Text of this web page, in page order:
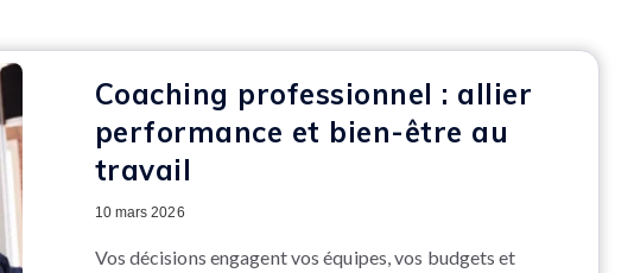
Coaching professionnel : allier
performance et bien-être au
travail
10 mars 2026
Vos décisions engagent vos équipes, vos budgets et